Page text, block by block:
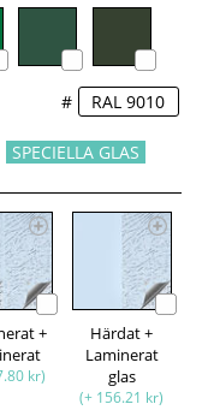
#
SPECIELLA GLAS
+
kr)
Härdat +
Laminerat
glas
(+ 156.21 kr)